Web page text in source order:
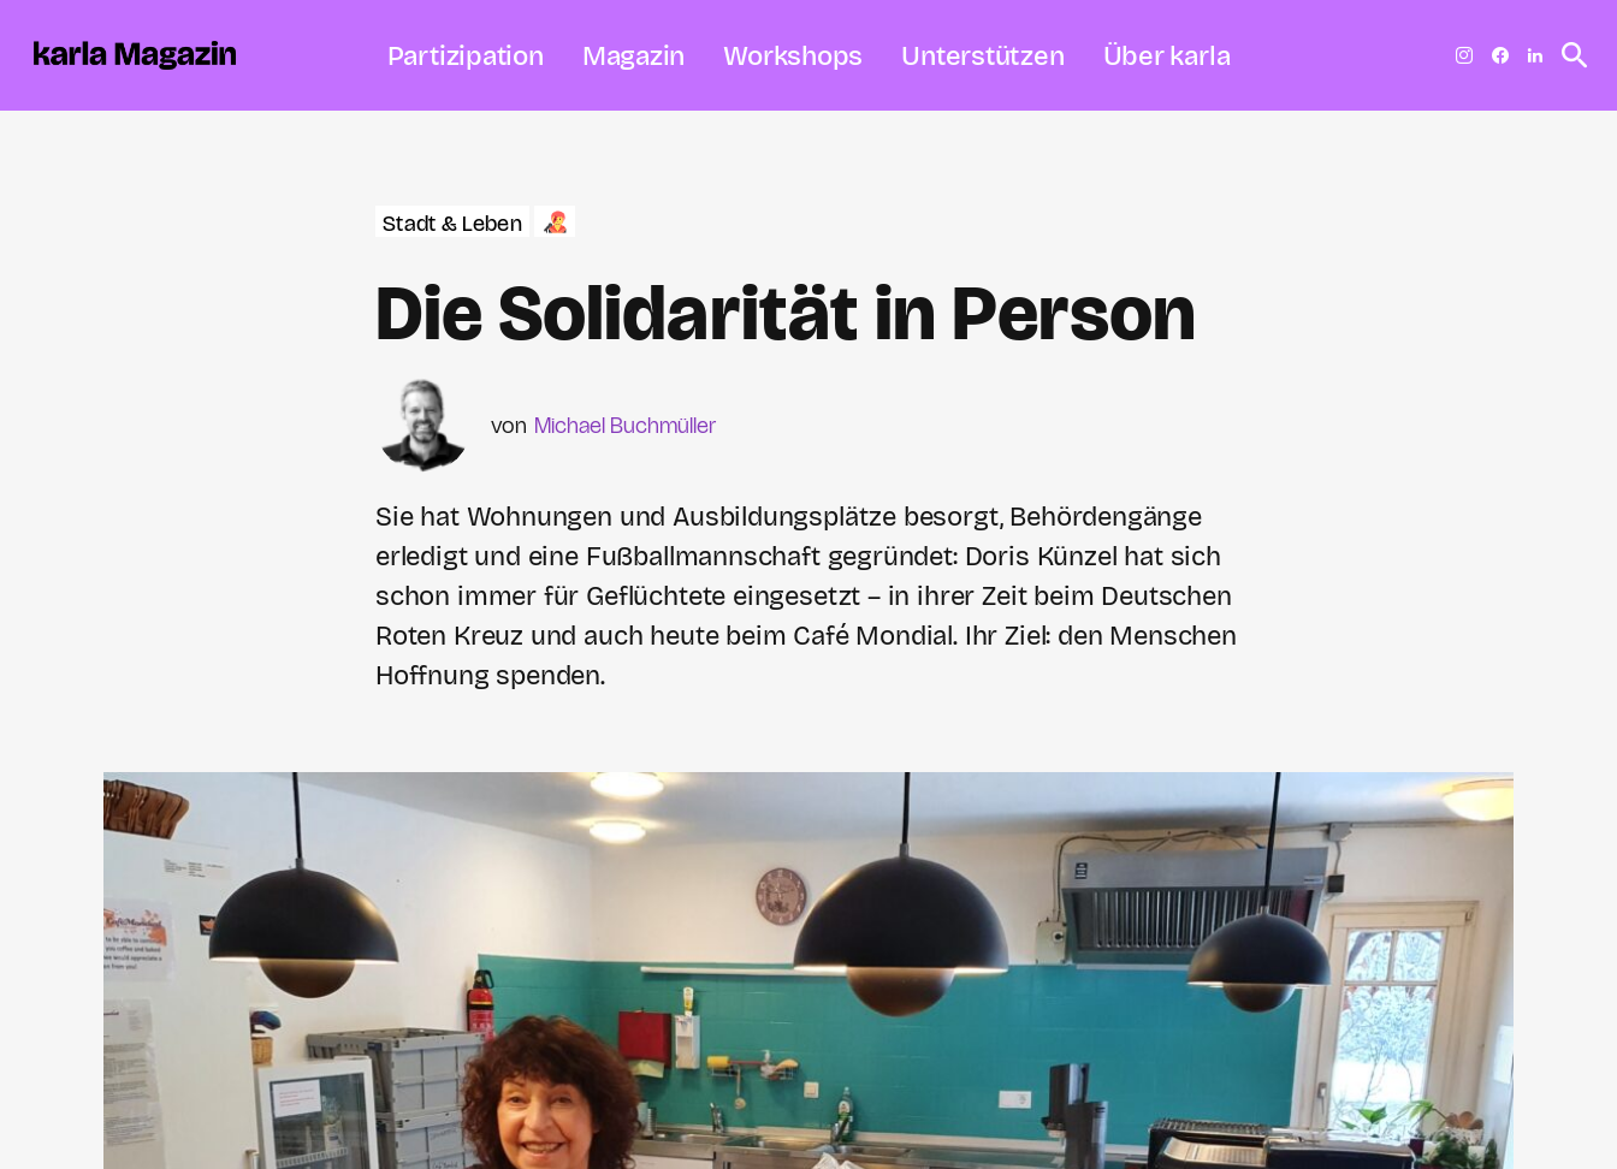
Partizipation Magazin Workshops Unterstützen Über karla
Stadt & Leben
Die Solidarität in Person
Michael Buchmüller
Sie hat Wohnungen und Ausbildungsplätze besorgt, Behördengänge
erledigt und eine Fußballmannschaft gegründet: Doris Künzel hat sich
schon immer für Geflüchtete eingesetzt – in ihrer Zeit beim Deutschen
Roten Kreuz und auch heute beim Café Mondial. Ihr Ziel: den Menschen
Hoffnung spenden.